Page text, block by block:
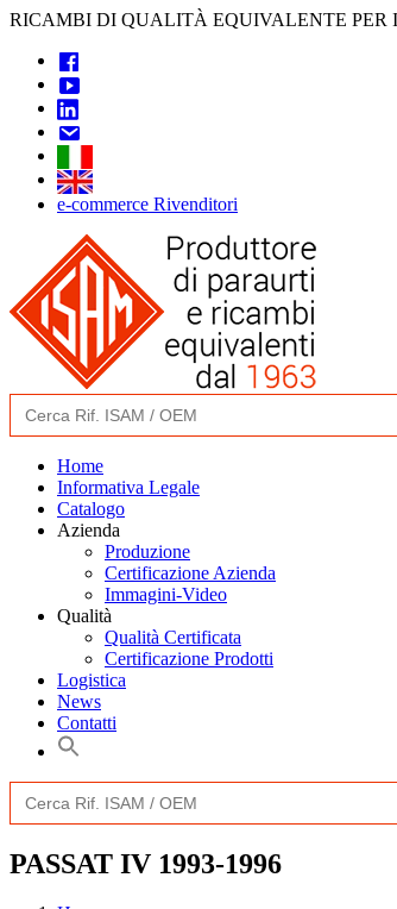
Skip
content
RICAMBI DI QUALITÀ EQUIVALENTE PER
e-commerce Rivenditori
Search
for:
Home
Informativa Legale
Catalogo
Azienda
Produzione
Certificazione Azienda
Immagini-Video
Qualità
Qualità Certificata
Certificazione Prodotti
Logistica
News
Contatti
Search
for:
PASSAT IV 1993-1996